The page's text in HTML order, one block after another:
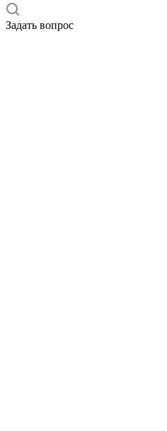
Задать вопрос